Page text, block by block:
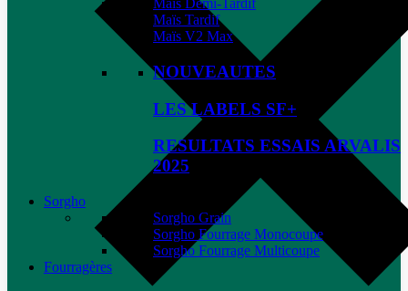
Maïs Demi-Tardif
Maïs Tardif
Maïs V2 Max
NOUVEAUTES
LES LABELS SF+
RESULTATS ESSAIS ARVALIS
2025
Sorgho
Sorgho Grain
Sorgho Fourrage Monocoupe
Sorgho Fourrage Multicoupe
Fourragères